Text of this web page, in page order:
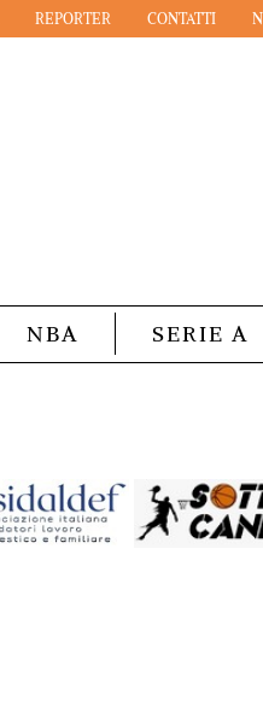
REPORTER CONTATTI
NBA SERIE A